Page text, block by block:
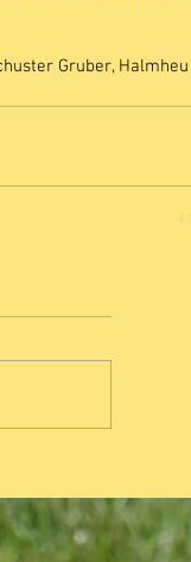
Gruber, Halmheu